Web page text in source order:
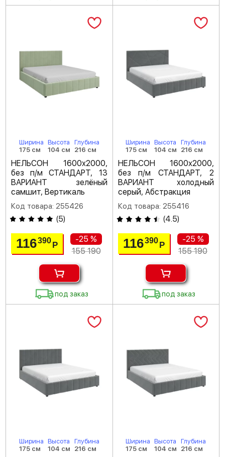
Ширина
175 см
Высота
104 см
Глубина
216 см
НЕЛЬСОН 1600х2000,
без п/м СТАНДАРТ, 13
ВАРИАНТ зелёный
самшит, Вертикаль
Код товара: 255426
(5)
116390 Р
-25 %
155 190
под заказ
Ширина
175 см
Высота
104 см
Глубина
216 см
НЕЛЬСОН 1600х2000,
без п/м СТАНДАРТ, 2
ВАРИАНТ холодный
серый, Абстракция
Код товара: 255416
(4.5)
116390 Р
-25 %
155 190
под заказ
Ширина
175 см
Высота
104 см
Глубина
216 см
Ширина
175 см
Высота
104 см
Глубина
216 см